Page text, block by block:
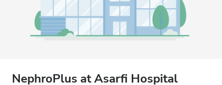
NephroPlus at Asarfi Hospital